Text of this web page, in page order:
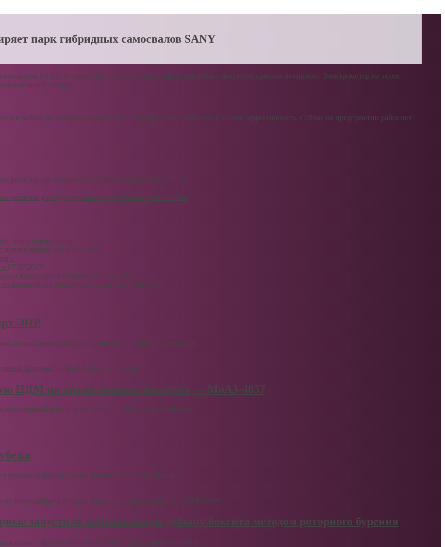
парк гибридных самосвалов SANY
SANY. В самосвале сочетается дизельный двигатель с аккумуляторными батареями. Электромотор на этапе
батарее.
работу на «Разрезе Кийзасском» в январе этого года, показал свою эффективность. Сейчас на предприятии работают
для рудоспусков шахты Яковлевского ГОКа
для рудоспусков шахты Яковлевского ГОКа
поколения 02.07.2025
07.07.2017
водородных топливных элементах 12.05.2022
ЭПР
для высокоавтоматизированных карьерных самосвалов....
03.07.2026
ПДМ на литий-ионных батареях — МоАЗ-4057
блок в деле, второй, входящий в комплект,...
в карьере ГОКа добыта миллиардная тонна...
03.07.2026
запустили вертикальную добычу боксита методом роторного бурения
– филиал АО «Алюминий Казахстана» (входит в...